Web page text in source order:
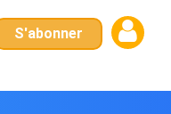
S'abonner